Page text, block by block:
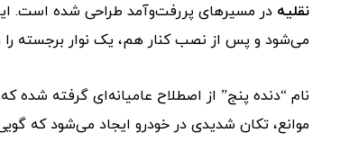
نقلیه در مسیرهای پررفت‌وآمد طراحی شده است.
می‌شود و پس از نصبکنار هم، یک نوار برجسته را
نام “دنده پنج” از اصطلاح عامیانه‌ای گرفته شدهکه
موانع، تکان شدیدی در خودرو ایجاد می‌شودکه